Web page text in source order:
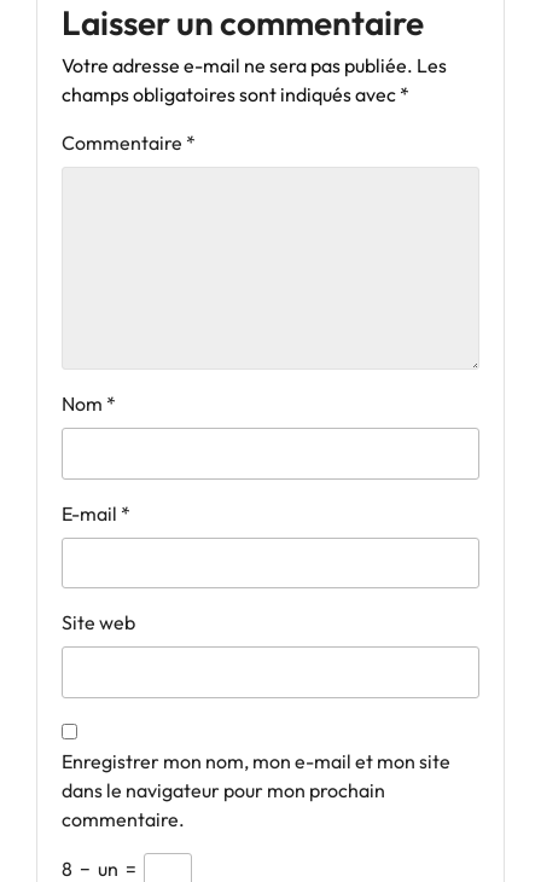
Laisser un commentaire
Votre adresse e-mail ne sera pas publiée. Les
champs obligatoires sont indiqués avec *
Commentaire *
Nom *
E-mail *
Site web
Enregistrer mon nom, mon e-mail et mon site
dans le navigateur pour mon prochain
commentaire.
8 − un =